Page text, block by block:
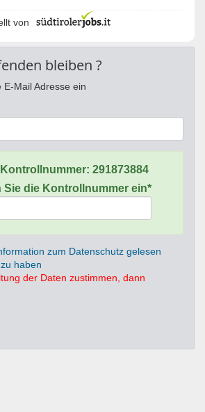
von
bleiben ?
Mail Adresse ein
291873884
Sie die Kontrollnummer ein*
zum Datenschutz gelesen
haben
der Daten zustimmen, dann